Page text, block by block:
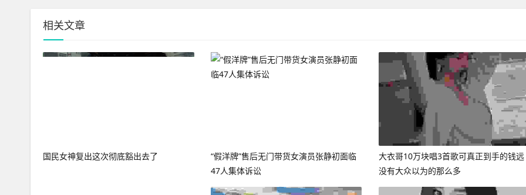
相关文章
国民女神复出这次彻底豁出去了
“假洋牌”售后无门带货女演员张静初面临
47人集体诉讼
大衣哥10万块唱3首歌可真正到手的钱远
没有大众以为的那么多